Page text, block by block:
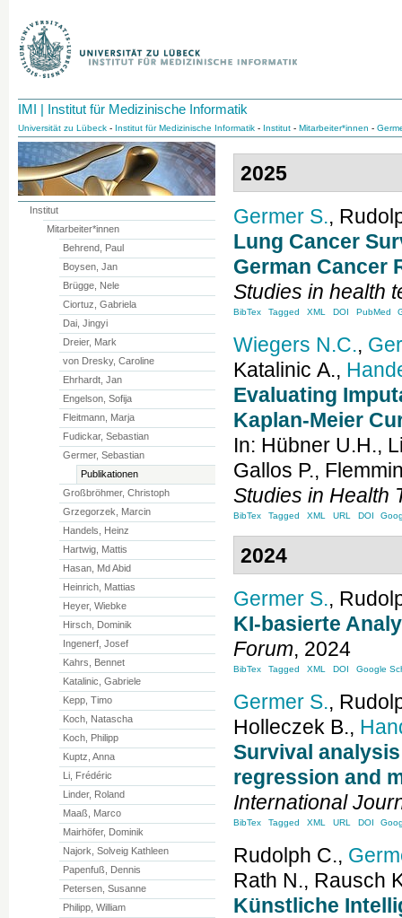
IMI | Institut für Medizinische Informatik
Universität zu Lübeck - Institut für Medizinische Informatik - Institut - Mitarbeiter*innen -
2025
Germer S.,
Lung Cancer
German Cancer
Studies in health
BibTex Tagged XML DOI PubMed
Wiegers N.C.,
Katalinic A.,
Evaluating
Kaplan-Meier
In: Hübner U.H.,
Gallos P.,
Studies in Health
BibTex Tagged XML URL DOI
2024
Germer S.,
KI-basierte
Forum, 2024
BibTex Tagged XML DOI Google
Germer S.,
Holleczek B.,
Survival
regression and
International
BibTex Tagged XML URL DOI
Rudolph C.,
Rath N., Rausch
Künstliche
Institut
Mitarbeiter*innen
Behrend, Paul
Boysen, Jan
Brügge, Nele
Ciortuz, Gabriela
Dai, Jingyi
Dreier, Mark
von Dresky, Caroline
Ehrhardt, Jan
Engelson, Sofija
Fleitmann, Marja
Fudickar, Sebastian
Germer, Sebastian
Publikationen
Großbröhmer, Christoph
Grzegorzek, Marcin
Handels, Heinz
Hartwig, Mattis
Hasan, Md Abid
Heinrich, Mattias
Heyer, Wiebke
Hirsch, Dominik
Ingenerf, Josef
Kahrs, Bennet
Katalinic, Gabriele
Kepp, Timo
Koch, Natascha
Koch, Philipp
Kuptz, Anna
Li, Frédéric
Linder, Roland
Maaß, Marco
Mairhöfer, Dominik
Najork, Solveig Kathleen
Papenfuß, Dennis
Petersen, Susanne
Philipp, William